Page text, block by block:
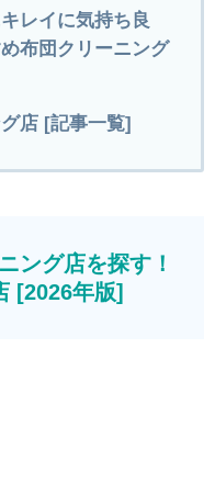
レイに気持ち良
布団クリーニング
店 [記事一覧]
ング店を探す！
[2026年版]